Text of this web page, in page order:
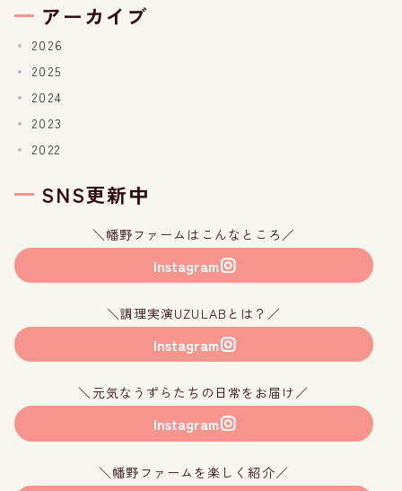
アーカイブ
2026
2025
2024
2023
2022
SNS更新中
＼幡野ファームはこんなところ／
Instagram
＼調理実演UZULABとは？／
Instagram
＼元気なうずらたちの日常をお届け／
Instagram
＼幡野ファームを楽しく紹介／